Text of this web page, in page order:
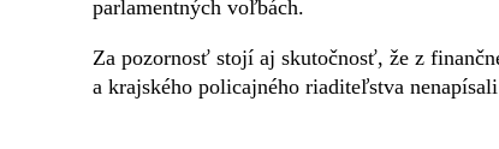
parlamentných voľbách.
Za pozornosť stojí aj skutočnosť, že z
a krajského policajného riaditeľstva